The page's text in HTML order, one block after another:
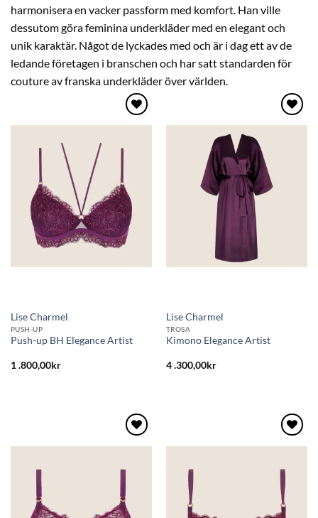
harmonisera en vacker passform med komfort. Han ville
dessutom göra feminina underkläder med en elegant och
unik karaktär. Något de lyckades med och är i dag ett av de
ledande företagen i branschen och har satt standarden för
couture av franska underkläder över världen.
till i
Lise Charmel
PUSH-UP
Push-up BH Elegance Artist
1 .800,00kr
önskelistan
Lise Charmel
TROSA
Kimono Elegance Artist
4 .300,00kr
till i
till i
önskelistan